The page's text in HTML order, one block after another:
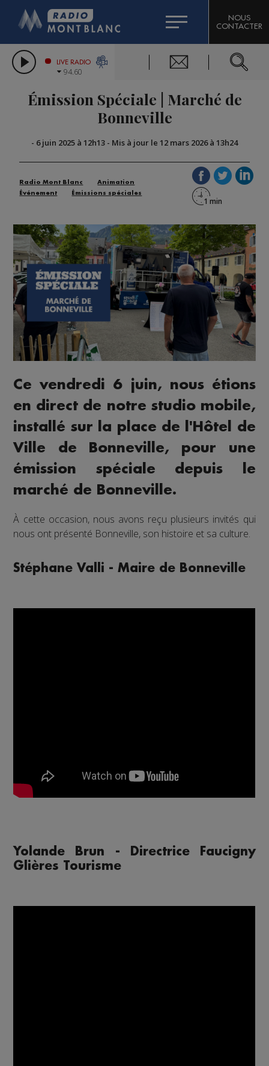
LES CHRONIQUES DE L'EXPERT
CITIZEN MACHINERY
GRAND MASSIF DOMAINES SKIABLES
BIGARD
COMPAGNIE DU MONT-BLANC
NOUS
CONTACTER
LIVE RADIO
94.60
Émission Spéciale | Marché de
Bonneville
- 6 juin 2025 à 12h13 - Mis à jour le 12 mars 2026 à 13h24
Radio Mont Blanc
Animation
Événement
Émissions spéciales
Ce vendredi 6 juin, nous étions
en direct de notre studio mobile,
installé sur la place de l'Hôtel de
Ville de Bonneville, pour une
émission spéciale depuis le
marché de Bonneville.
À cette occasion, nous avons reçu plusieurs invités qui
nous ont présenté Bonneville, son histoire et sa culture.
Stéphane Valli - Maire de Bonneville
Yolande Brun - Directrice Faucigny
Glières Tourisme